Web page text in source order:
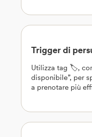
Trigger di
Utilizza tag 🏷️,
disponibile”, per
a prenotare più